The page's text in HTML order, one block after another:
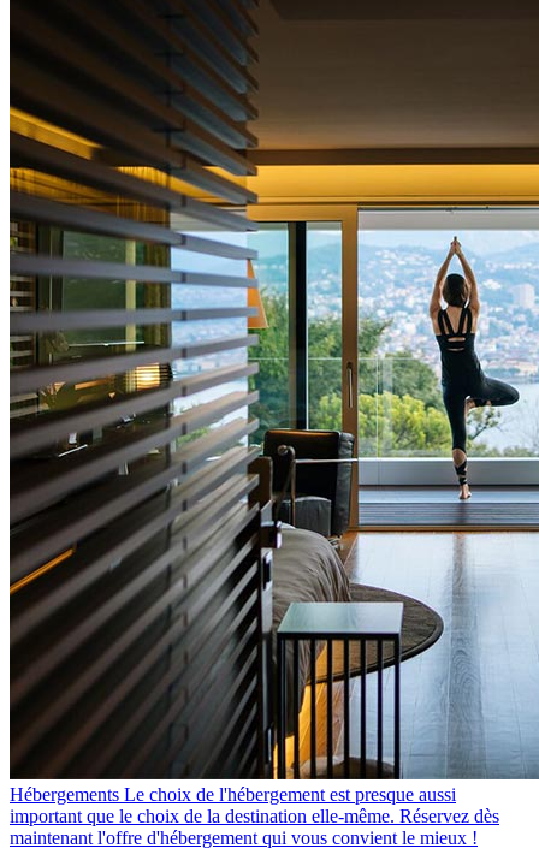
Hébergements Le choix de l'hébergement est presque aussi
important que le choix de la destination elle-même. Réservez dès
maintenant l'offre d'hébergement qui vous convient le mieux !